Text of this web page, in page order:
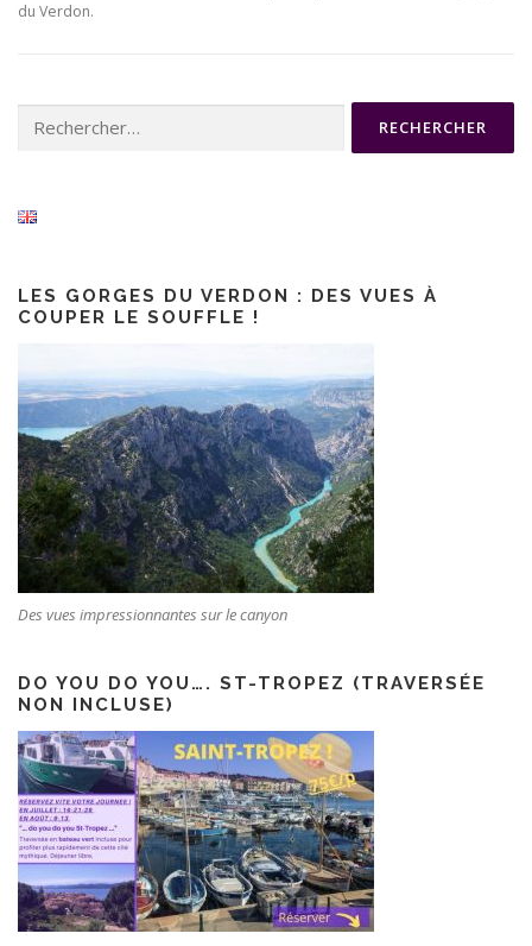
du Verdon.
LES GORGES DU VERDON : DES VUES À
COUPER LE SOUFFLE !
Des vues impressionnantes sur le canyon
DO YOU DO YOU…. ST-TROPEZ (TRAVERSÉE
NON INCLUSE)